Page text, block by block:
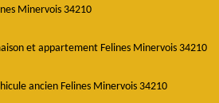
Minervois 34210
et appartement Felines Minervois 34210
ancien Felines Minervois 34210